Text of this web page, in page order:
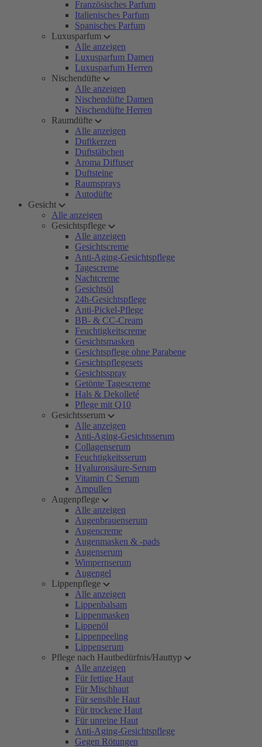
Französisches Parfum
Italienisches Parfum
Spanisches Parfum
Luxusparfum
Alle anzeigen
Luxusparfum Damen
Luxusparfum Herren
Nischendüfte
Alle anzeigen
Nischendüfte Damen
Nischendüfte Herren
Raumdüfte
Alle anzeigen
Duftkerzen
Duftstäbchen
Aroma Diffuser
Duftsteine
Raumsprays
Autodüfte
Gesicht
Alle anzeigen
Gesichtspflege
Alle anzeigen
Gesichtscreme
Anti-Aging-Gesichtspflege
Tagescreme
Nachtcreme
Gesichtsöl
24h-Gesichtspflege
Anti-Pickel-Pflege
BB- & CC-Cream
Feuchtigkeitscreme
Gesichtsmasken
Gesichtspflege ohne Parabene
Gesichtspflegesets
Gesichtsspray
Getönte Tagescreme
Hals & Dekolleté
Pflege mit Q10
Gesichtsserum
Alle anzeigen
Anti-Aging-Gesichtsserum
Collagenserum
Feuchtigkeitsserum
Hyaluronsäure-Serum
Vitamin C Serum
Ampullen
Augenpflege
Alle anzeigen
Augenbrauenserum
Augencreme
Augenmasken & -pads
Augenserum
Wimpernserum
Augengel
Lippenpflege
Alle anzeigen
Lippenbalsam
Lippenmasken
Lippenöl
Lippenpeeling
Lippenserum
Pflege nach Hautbedürfnis/Hauttyp
Alle anzeigen
Für fettige Haut
Für Mischhaut
Für sensible Haut
Für trockene Haut
Für unreine Haut
Anti-Aging-Gesichtspflege
Gegen Rötungen